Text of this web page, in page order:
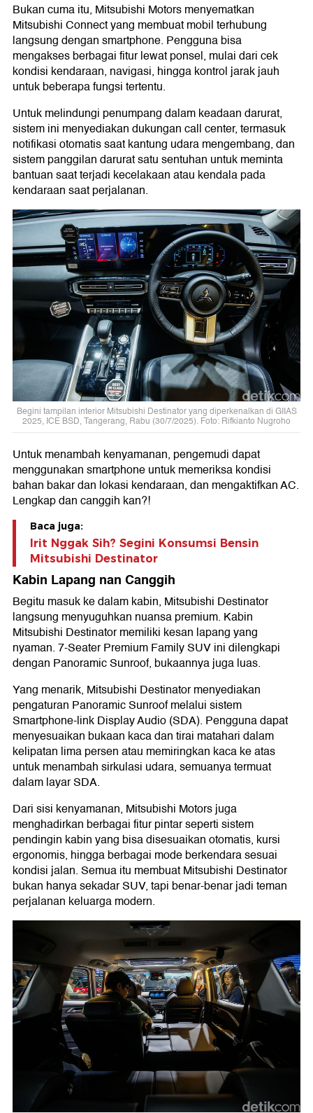
Bukan cuma itu, Mitsubishi Motors menyematkan
Mitsubishi Connect yang membuat mobil terhubung
langsung dengan smartphone. Pengguna bisa
mengakses berbagai fitur lewat ponsel, mulai dari cek
kondisi kendaraan, navigasi, hingga kontrol jarak jauh
untuk beberapa fungsi tertentu.
Untuk melindungi penumpang dalam keadaan darurat,
sistem ini menyediakan dukungan call center, termasuk
notifikasi otomatis saat kantung udara mengembang, dan
sistem panggilan darurat satu sentuhan untuk meminta
bantuan saat terjadi kecelakaan atau kendala pada
kendaraan saat perjalanan.
Begini tampilan interior Mitsubishi Destinator yang diperkenalkan di GIIAS
2025, ICE BSD, Tangerang, Rabu (30/7/2025). Foto: Rifkianto Nugroho
Untuk menambah kenyamanan, pengemudi dapat
menggunakan smartphone untuk memeriksa kondisi
bahan bakar dan lokasi kendaraan, dan mengaktifkan AC.
Lengkap dan canggih kan?!
Baca juga:
Irit Nggak Sih? Segini Konsumsi Bensin
Mitsubishi Destinator
Kabin Lapang nan Canggih
Begitu masuk ke dalam kabin, Mitsubishi Destinator
langsung menyuguhkan nuansa premium. Kabin
Mitsubishi Destinator memiliki kesan lapang yang
nyaman. 7-Seater Premium Family SUV ini dilengkapi
dengan Panoramic Sunroof, bukaannya juga luas.
Yang menarik, Mitsubishi Destinator menyediakan
pengaturan Panoramic Sunroof melalui sistem
Smartphone-link Display Audio (SDA). Pengguna dapat
menyesuaikan bukaan kaca dan tirai matahari dalam
kelipatan lima persen atau memiringkan kaca ke atas
untuk menambah sirkulasi udara, semuanya termuat
dalam layar SDA.
Dari sisi kenyamanan, Mitsubishi Motors juga
menghadirkan berbagai fitur pintar seperti sistem
pendingin kabin yang bisa disesuaikan otomatis, kursi
ergonomis, hingga berbagai mode berkendara sesuai
kondisi jalan. Semua itu membuat Mitsubishi Destinator
bukan hanya sekadar SUV, tapi benar-benar jadi teman
perjalanan keluarga modern.